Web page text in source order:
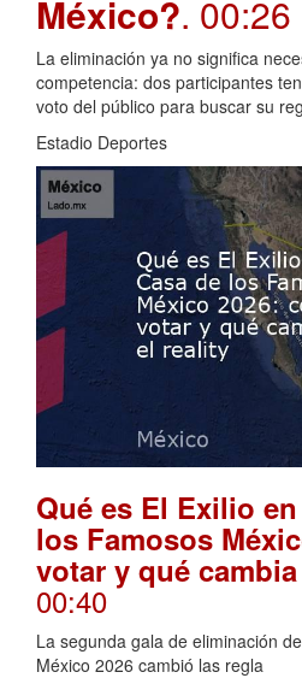
México?. 00:26
La eliminación ya no significa
competencia: dos participantes
voto del público para buscar su
Estadio Deportes
Qué es El Exilio
los Famosos
votar y qué
00:40
La segunda gala de eliminación
México 2026 cambió las regla